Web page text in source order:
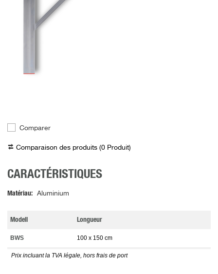
Comparer
Comparaison des produits (0 Produit)
CARACTÉRISTIQUES
Matériau Aluminium
Modell Longueur
BWS 100 x 150 cm
Prix incluant la TVA légale, hors frais de port